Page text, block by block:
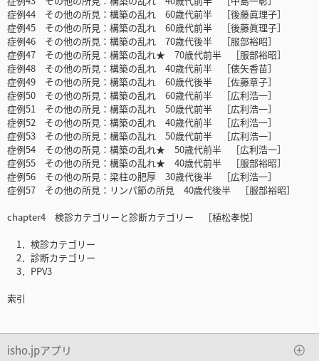
症例44 その他の所見：構築の乱れ 60歳代前半 ［後藤眞理子］
症例45 その他の所見：構築の乱れ 60歳代前半 ［後藤眞理子］
症例46 その他の所見：構築の乱れ 70歳代後半 ［服部裕昭］
症例47 その他の所見：構築の乱れ★ 70歳代前半 ［服部裕昭］
症例48 その他の所見：構築の乱れ 40歳代前半 ［俵矢香苗］
症例49 その他の所見：構築の乱れ 60歳代後半 ［佐藤章子］
症例50 その他の所見：構築の乱れ 60歳代前半 ［広利浩一］
症例51 その他の所見：構築の乱れ 50歳代前半 ［広利浩一］
症例52 その他の所見：構築の乱れ 40歳代前半 ［広利浩一］
症例53 その他の所見：構築の乱れ 50歳代前半 ［広利浩一］
症例54 その他の所見：構築の乱れ★ 50歳代前半 ［広利浩一］
症例55 その他の所見：構築の乱れ★ 40歳代前半 ［服部裕昭］
症例56 その他の所見：梁柱の肥厚 30歳代後半 ［広利浩一］
症例57 その他の所見：リンパ節の所見 40歳代後半 ［服部裕昭］
chapter4 検診カテゴリーと診断カテゴリー ［植松孝悦］
1．検診カテゴリー
2．診断カテゴリー
3．PPV3
索引
isho.jpアプリ